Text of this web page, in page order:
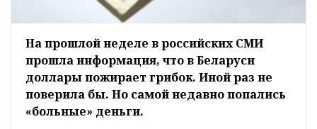
На прошлой неделе в российских СМИ
прошла информация, что в Беларуси
доллары пожирает грибок. Иной раз не
поверила бы. Но самой недавно попались
«больные» деньги.